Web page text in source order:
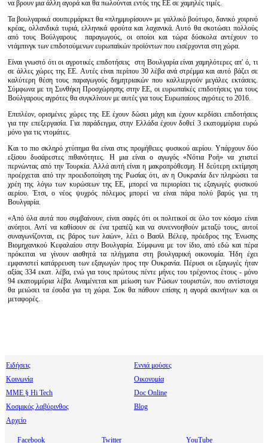
να βρουν μια άλλη αγορά και θα πωλούνται εντός της ΕΕ σε χαμηλές τιμές.
Τα βουλγαρικά σουπερμάρκετ θα «πλημμυρίσουν» με γαλλικό βούτυρο, δανικό χοιρινό
κρέας, ολλανδικά τυριά, ελληνικά φρούτα και λαχανικά. Αυτό θα σκοτώσει πολλούς
από τους Βούλγαρους παραγωγούς, οι οποίοι και τώρα δύσκολα αντέχουν το
ντάμπινγκ των επιδοτούμενων ευρωπαϊκών προϊόντων που εισέρχονται στη χώρα.
Είναι γνωστό ότι οι αγροτικές επιδοτήσεις στη Βουλγαρία είναι χαμηλότερες απ' ό, τι
σε άλλες χώρες της ΕΕ. Αυτές είναι περίπου 30 λέβα ανά στρέμμα και αυτό βάζει σε
καλύτερη θέση τους παραγωγούς δημητριακών που καλλιεργούν μεγάλες εκτάσεις.
Σύμφωνα με τη Συνθήκη Προσχώρησης στην ΕΕ, οι ευρωπαϊκές επιδοτήσεις για τους
Βούλγαρους αγρότες θα συγκλίνουν με αυτές για τους Ευρωπαίους αγρότες το 2016.
Επιπλέον, ορισμένες χώρες της ΕΕ έχουν δώσει μάχη και έχουν κερδίσει επιδοτήσεις
για την επεξεργασία. Για παράδειγμα, στην Ελλάδα έχουν δοθεί 3 εκατομμύρια ευρώ
μόνο για τις ντομάτες.
Και το πιο σκληρό χτύπημα θα είναι στις προμήθειες φυσικού αερίου. Υπάρχουν δύο
εξίσου δυσάρεστες πιθανότητες. Η μια είναι ο αγωγός «Νότια Ροή» να χτιστεί
περνώντας από την Τουρκία. Αλλά αυτή είναι η μακροπρόθεσμη. Η δεύτερη εκτίμηση
προέρχεται από την προειδοποίηση της Ρωσίας ότι, αν η Ουκρανία δεν πληρώσει τα
χρέη της λόγω των κυρώσεων της ΕΕ, μπορεί να περιορίσει τις εξαγωγές φυσικού
αερίου. Έτσι, ο νέος ψυχρός πόλεμος μπορεί να είναι πάρα πολύ βαρύς για τη
Βουλγαρία.
«Από όλα αυτά που συμβαίνουν, είναι σαφές ότι οι πολιτικοί σε όλο τον κόσμο είναι
ανόητοι. Αντί να καθίσουν σε ένα τραπέζι και να συνεννοηθούν μεταξύ τους, αυτοί
συναγωνίζονται, εις βάρος των λαών», λέει ο Βασίλ Βέλεφ, πρόεδρος της Ένωσης
Βιομηχανικού Κεφαλαίου στην Βουλγαρία. Σύμφωνα με τον ίδιο, από εδώ και πέρα
πρόκειται να γίνουν αισθητά τα πλήγματα στη βουλγαρική οικονομία. Ήδη έχει
εμφανιστεί κατάρρευση των εξαγωγών προς την Ουκρανία. Πέρυσι οι εξαγωγές ήταν
αξίας 334 εκατ. λέβα, ενώ για τους πρώτους πέντε μήνες του τρέχοντος έτους - μόνο
94 εκατομμύρια λέβα. Αναμένεται και μείωση των Ρώσων τουριστών, που αντίστοιχα
θα μειώσει τα έσοδα για τη χώρα. Σοκ θα πάθουν επίσης η αγορά ακινήτων και οι
μεταφορές.
Ειδήσεις
Εννιά μούσες
Κοινωνία
Οικονομία
МΜΕ § Hi Tech
Doc Online
Κοσμικός λαβύρινθος
Blog
Αρχείο
Facebook Twitter YouTube